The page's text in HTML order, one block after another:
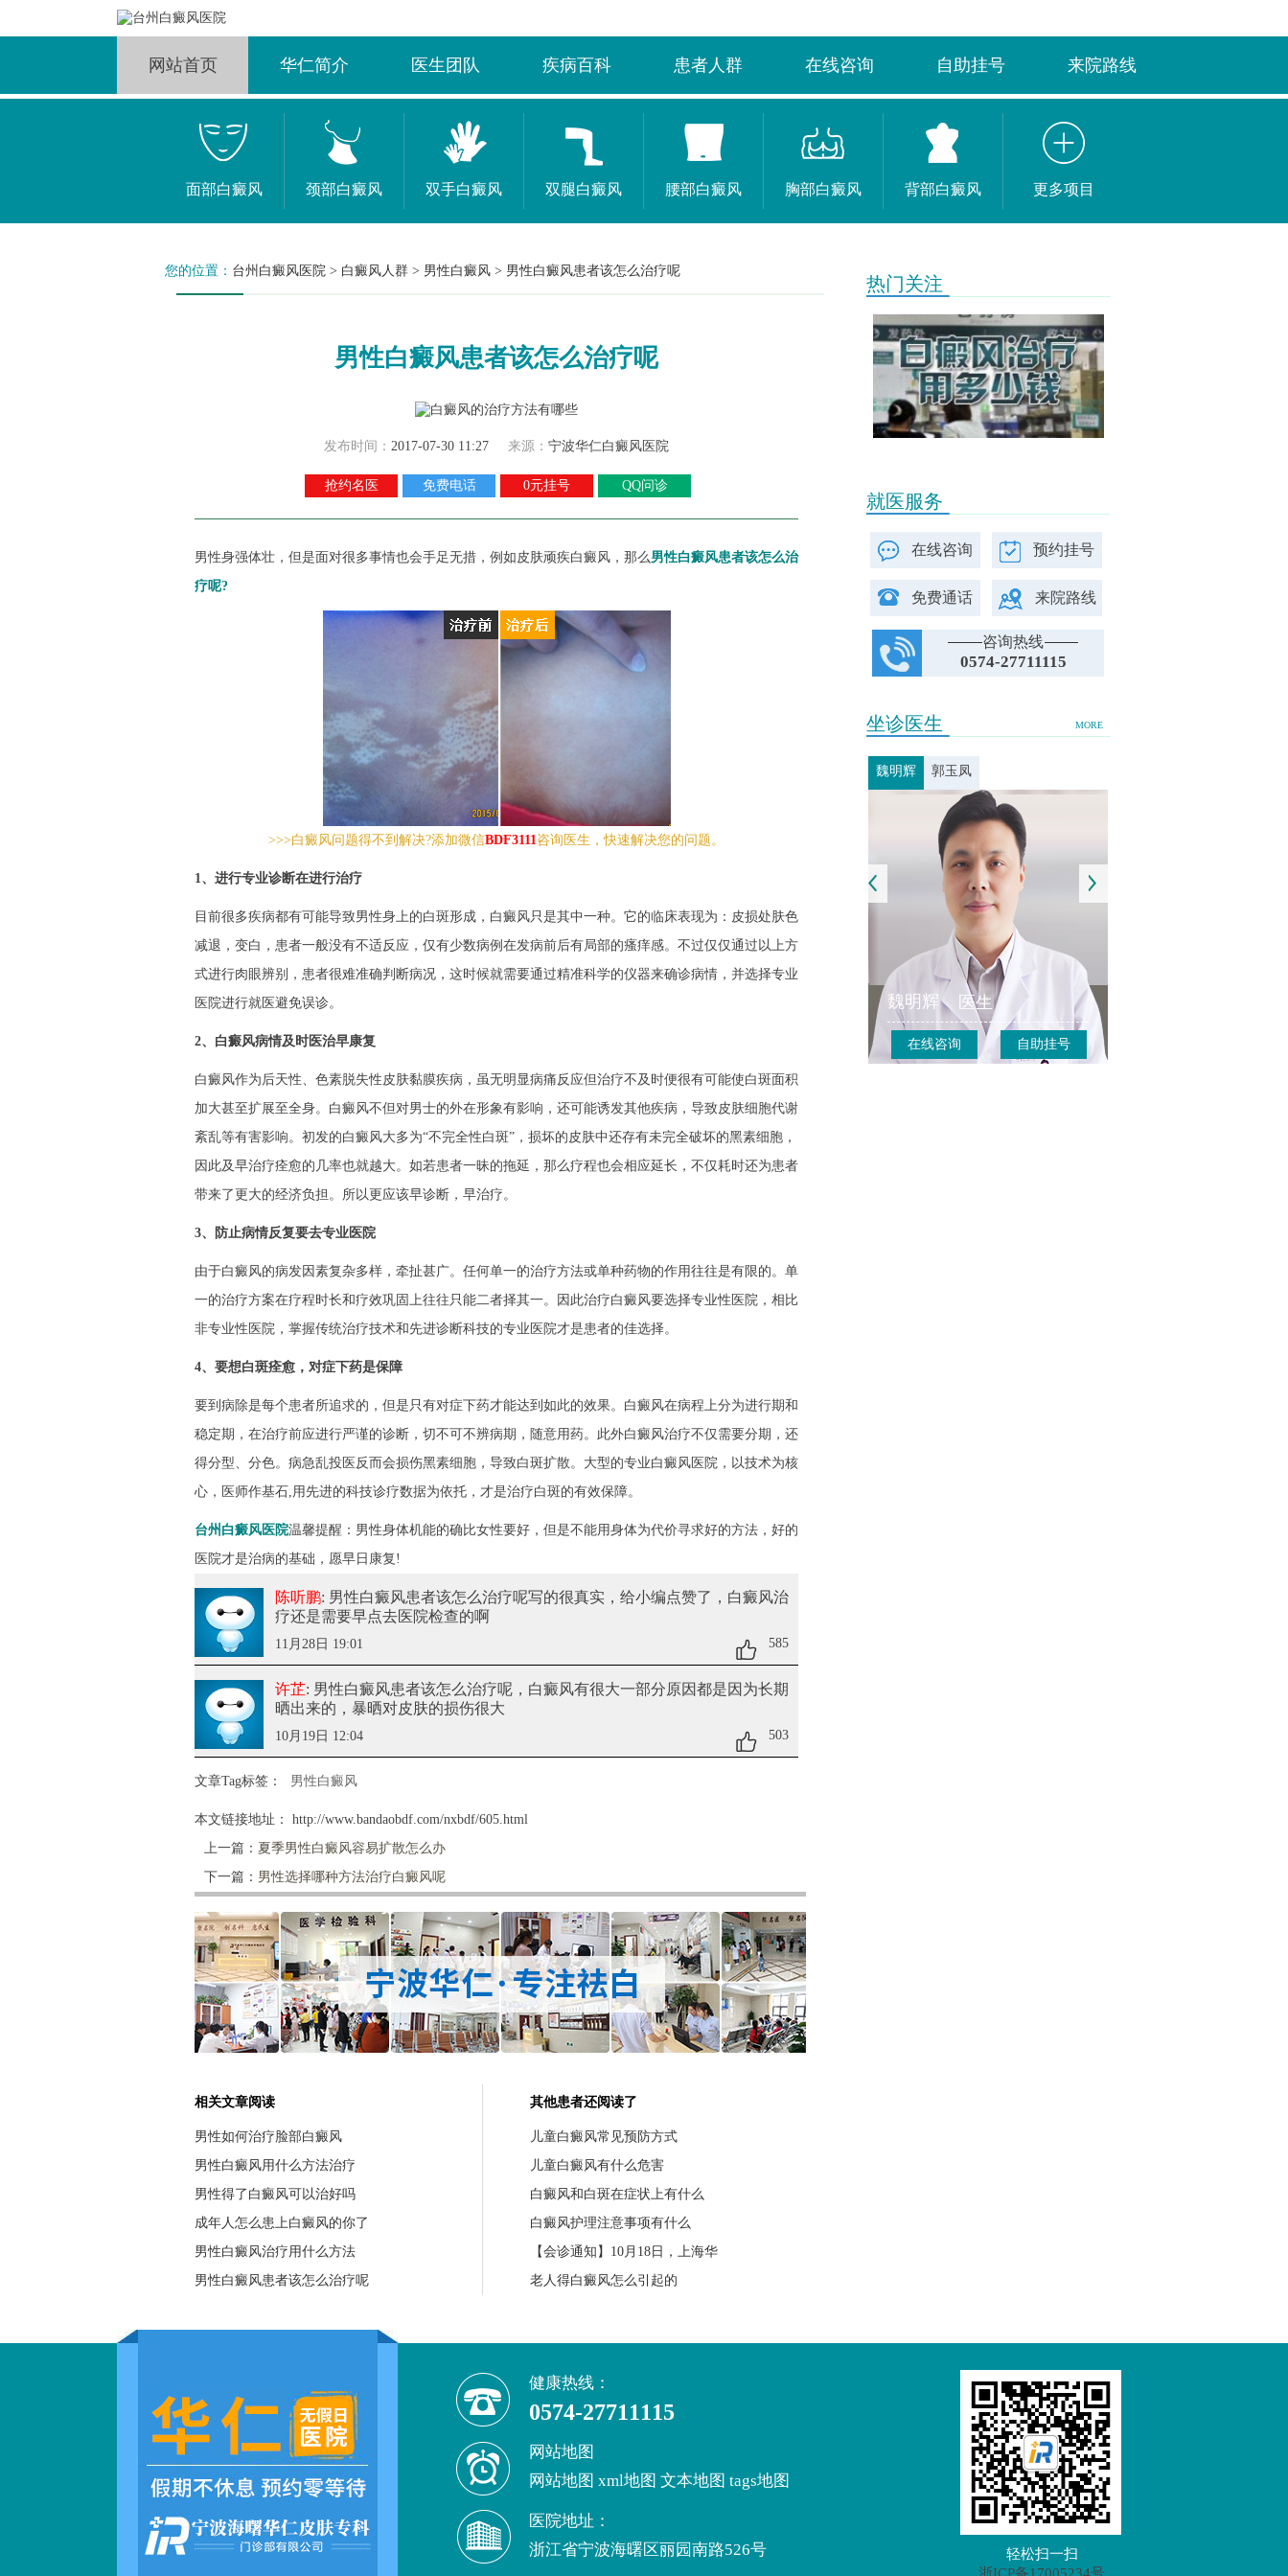
网站首页 华仁简介 医生团队 疾病百科 患者人群 在线咨询 自助挂号 来院路线
面部白癜风 颈部白癜风 双手白癜风 双腿白癜风 腰部白癜风 胸部白癜风 背部白癜风 更多项目
您的位置： 台州白癜风医院 > 白癜风人群 > 男性白癜风 > 男性白癜风患者该怎么治疗呢
男性白癜风患者该怎么治疗呢
发布时间： 2017-07-30 11:27 来源： 宁波华仁白癜风医院
抢约名医 免费电话 0元挂号 QQ问诊
男性身强体壮，但是面对很多事情也会手足无措，例如皮肤顽疾白癜风，那么男性白癜风患者该怎么治
疗呢?
>>>白癜风问题得不到解决?添加微信BDF3111咨询医生，快速解决您的问题。
1、进行专业诊断在进行治疗
目前很多疾病都有可能导致男性身上的白斑形成，白癜风只是其中一种。它的临床表现为：皮损处肤色
减退，变白，患者一般没有不适反应，仅有少数病例在发病前后有局部的瘙痒感。不过仅仅通过以上方
式进行肉眼辨别，患者很难准确判断病况，这时候就需要通过精准科学的仪器来确诊病情，并选择专业
医院进行就医避免误诊。
2、白癜风病情及时医治早康复
白癜风作为后天性、色素脱失性皮肤黏膜疾病，虽无明显病痛反应但治疗不及时便很有可能使白斑面积
加大甚至扩展至全身。白癜风不但对男士的外在形象有影响，还可能诱发其他疾病，导致皮肤细胞代谢
紊乱等有害影响。初发的白癜风大多为“不完全性白斑”，损坏的皮肤中还存有未完全破坏的黑素细胞，
因此及早治疗痊愈的几率也就越大。如若患者一昧的拖延，那么疗程也会相应延长，不仅耗时还为患者
带来了更大的经济负担。所以更应该早诊断，早治疗。
3、防止病情反复要去专业医院
由于白癜风的病发因素复杂多样，牵扯甚广。任何单一的治疗方法或单种药物的作用往往是有限的。单
一的治疗方案在疗程时长和疗效巩固上往往只能二者择其一。因此治疗白癜风要选择专业性医院，相比
非专业性医院，掌握传统治疗技术和先进诊断科技的专业医院才是患者的佳选择。
4、要想白斑痊愈，对症下药是保障
要到病除是每个患者所追求的，但是只有对症下药才能达到如此的效果。白癜风在病程上分为进行期和
稳定期，在治疗前应进行严谨的诊断，切不可不辨病期，随意用药。此外白癜风治疗不仅需要分期，还
得分型、分色。病急乱投医反而会损伤黑素细胞，导致白斑扩散。大型的专业白癜风医院，以技术为核
心，医师作基石,用先进的科技诊疗数据为依托，才是治疗白斑的有效保障。
台州白癜风医院温馨提醒：男性身体机能的确比女性要好，但是不能用身体为代价寻求好的方法，好的
医院才是治病的基础，愿早日康复!
陈听鹏: 男性白癜风患者该怎么治疗呢写的很真实，给小编点赞了，白癜风治
疗还是需要早点去医院检查的啊
11月28日 19:01 585
许芷: 男性白癜风患者该怎么治疗呢，白癜风有很大一部分原因都是因为长期
晒出来的，暴晒对皮肤的损伤很大
10月19日 12:04 503
文章Tag标签： 男性白癜风
本文链接地址：
http://www.bandaobdf.com/nxbdf/605.html
上一篇： 夏季男性白癜风容易扩散怎么办
下一篇： 男性选择哪种方法治疗白癜风呢
相关文章阅读
男性如何治疗脸部白癜风
男性白癜风用什么方法治疗
男性得了白癜风可以治好吗
成年人怎么患上白癜风的你了
男性白癜风治疗用什么方法
男性白癜风患者该怎么治疗呢
其他患者还阅读了
儿童白癜风常见预防方式
儿童白癜风有什么危害
白癜风和白斑在症状上有什么
白癜风护理注意事项有什么
【会诊通知】10月18日，上海华
老人得白癜风怎么引起的
热门关注
就医服务
在线咨询 预约挂号
免费通话 来院路线
咨询热线
0574-27711115
MORE
坐诊医生
魏明辉 郭玉凤
魏明辉 医生
在线咨询 自助挂号
健康热线：
0574-27711115
网站地图
网站地图 xml地图 文本地图 tags地图
医院地址：
浙江省宁波海曙区丽园南路526号
轻松扫一扫